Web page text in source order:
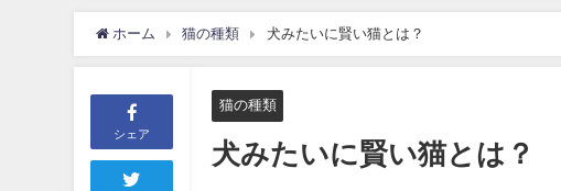
ホーム 猫の種類 犬みたいに賢い猫とは？
シェア
猫の種類
犬みたいに賢い猫とは？